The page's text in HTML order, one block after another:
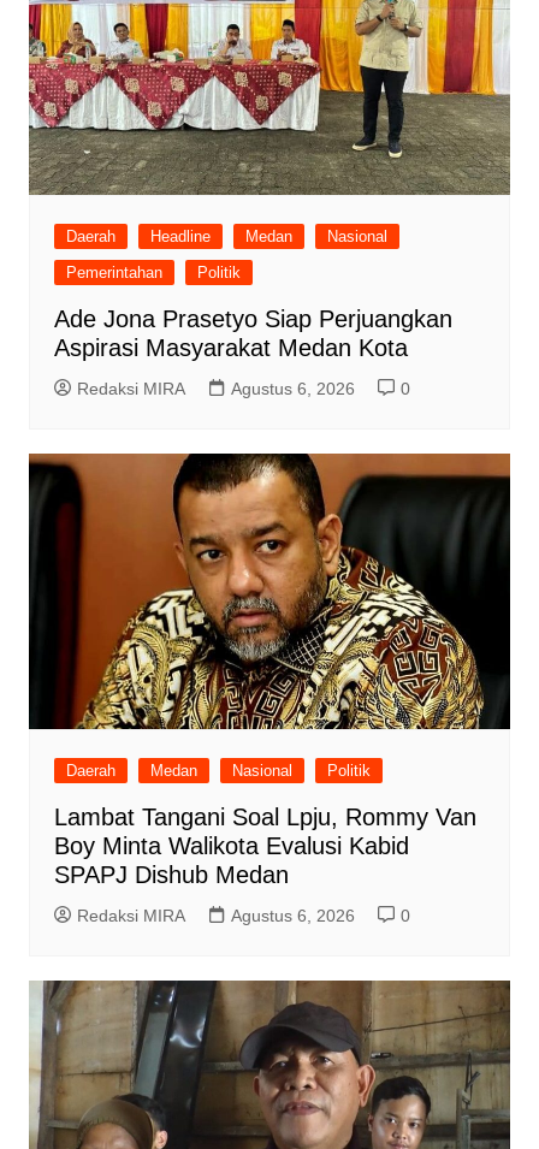
Daerah Headline Medan
Nasional
Pemerintahan
Politik
Ade Jona Prasetyo Siap Perjuangkan
Aspirasi Masyarakat Medan Kota
Redaksi MIRA Agustus 6, 2026 0
Daerah Medan Nasional Politik
Lambat Tangani Soal Lpju, Rommy Van
Boy Minta Walikota Evalusi Kabid
SPAPJ Dishub Medan
Redaksi MIRA Agustus 6, 2026 0